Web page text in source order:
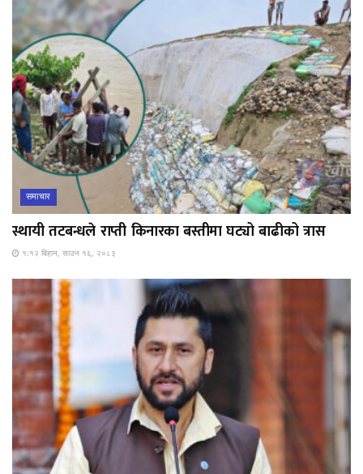
समाचार
स्थायी तटबन्धले राप्ती किनारका बस्तीमा घट्यो बाढीको त्रास
१:१२ बिहान, साउन १६, २०८३